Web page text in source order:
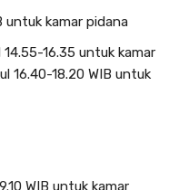
untuk kamar pidana
16.35 untuk kamar
16.40-18.20 WIB untuk
WIB untuk kamar